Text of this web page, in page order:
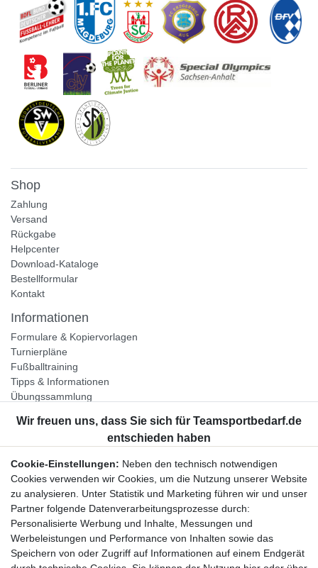
Shop
Zahlung
Versand
Rückgabe
Helpcenter
Download-Kataloge
Bestellformular
Kontakt
Informationen
Formulare & Kopiervorlagen
Turnierpläne
Fußballtraining
Tipps & Informationen
Übungssammlung
Unternehmen
Widerrufsrecht
Bestellung widerrufen
Datenschutzerklärung
AGB
Impressum
Cookie-Einstellungen: Neben den technisch notwendigen
Cookies verwenden wir Cookies, um die Nutzung unserer Website
zu analysieren. Unter Statistik und Marketing führen wir und unser
Partner folgende Datenverarbeitungsprozesse durch:
Personalisierte Werbung und Inhalte, Messungen und
Werbeleistungen und Performance von Inhalten sowie das
Speichern von oder Zugriff auf Informationen auf einem Endgerät